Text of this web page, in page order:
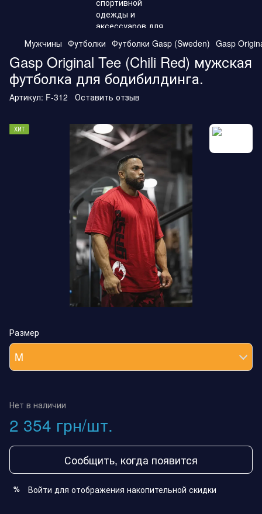
Мужчины Футболки Футболки Gasp (Sweden) Gasp
Gasp Original Tee (Chili Red) мужская
футболка для бодибилдинга.
Артикул: F-312 Оставить отзыв
ХИТ
Размер
M
Нет в наличии
2 354 грн/шт.
Сообщить, когда появится
% Войти для отображения накопительной скидки